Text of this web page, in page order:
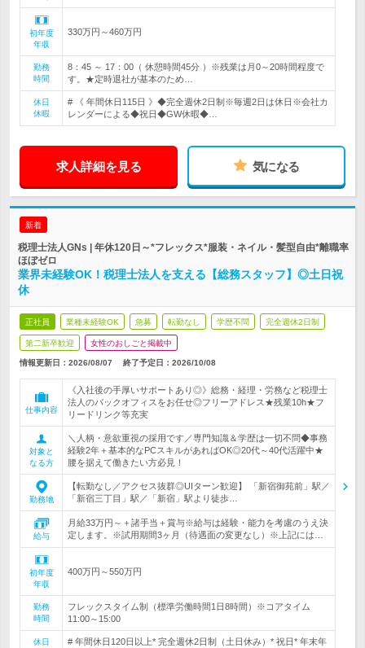
初年度
年収
330万円～460万円
勤務
時間
8：45 ～ 17：00（ 休憩時間45分 ）※残業は月0～20時間程度で
す。★定時退社が基本のため…
休日
休暇
# 《 年間休日115日 》◆完全週休2日制※毎週2日は休日※会社カ
レンダーによる◆祝日◆GW休暇◆…
求人詳細を見る 気になる
新着
税理士法人GNs | 年休120日～*フレックス*服装・ネイル・髪型自由*離職率
ほぼゼロ
業界未経験OK！税理士法人を支える【総務スタッフ】◎土日祝
休
正社員 業種未経験OK 急募 転勤なし 学歴不問 完全週休2日制
第二新卒歓迎 女性のおしごと掲載中
情報更新日：2026/08/07 終了予定日： 2026/10/08
仕事内容
《入社後の手厚いサポートあり◎》総務・経理・労務など税理士
法人のバックオフィスをお任せ◎フリーアドレス★残業10h★フ
リードリンク等充実
対象と
なる方
＼人柄・意欲重視の採用です／専門知識＆学歴は一切不問◆事務
経験2年＋基本的なPCスキルがあればOK◎20代～40代活躍中★
腰を据えて働きたい方必見！
勤務地
【転勤なし／アクセス抜群◎UIターン歓迎】 「新宿御苑前」駅／
「新宿三丁目」駅／「新宿」駅より徒歩…
給与
月給33万円～＋諸手当＋賞与※給与は経験・能力を考慮のうえ決
定します。※試用期間3ヶ月（待遇面の変更なし）※上記には…
初年度
年収
400万円～550万円
勤務
時間
フレックスタイム制（標準労働時間1日8時間）※コアタイム
11:00～15:00
休日
# 年間休日120日以上* 完全週休2日制（土日休み）* 祝日* 年末年